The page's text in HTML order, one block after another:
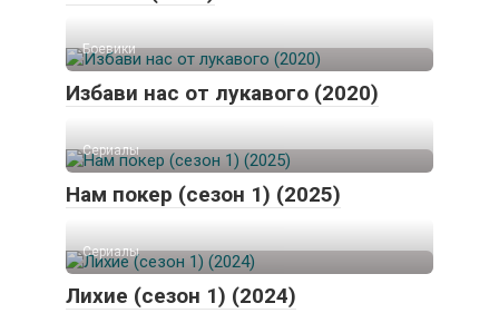
Боевики
Избави нас от лукавого (2020)
Сериалы
Нам покер (сезон 1) (2025)
Сериалы
Лихие (сезон 1) (2024)